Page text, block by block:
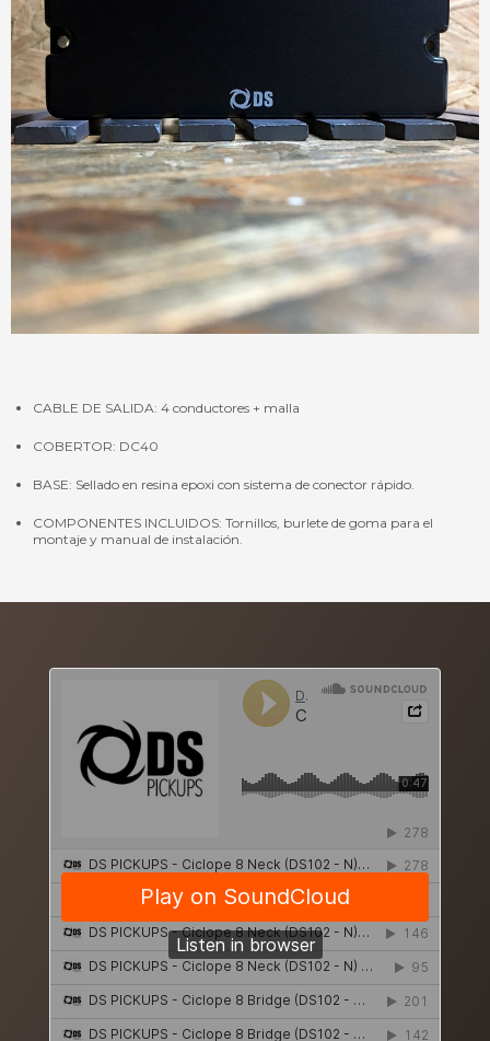
CABLE DE SALIDA: 4 conductores + malla
COBERTOR: DC40
BASE: Sellado en resina epoxi con sistema de conector rápido.
COMPONENTES INCLUIDOS: Tornillos, burlete de goma para el
montaje y manual de instalación.